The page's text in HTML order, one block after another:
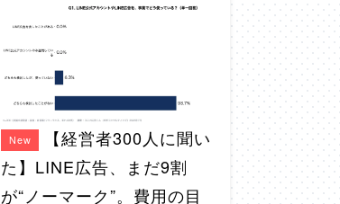
New
【経営者300人に聞い
た】LINE広告、まだ9割
が“ノーマーク”。費用の目